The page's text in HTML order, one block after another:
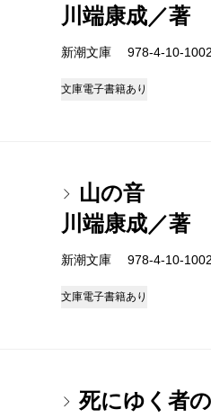
川端康成／著
新潮文庫 978-4-10-
文庫電子書籍あり
山の音
川端康成／著
新潮文庫 978-4-10-
文庫電子書籍あり
死にゆく者